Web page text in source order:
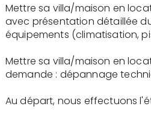
Mettre sa villa/maison en
avec présentation détaillée
équipements (climatisation,
Mettre sa villa/maison en
demande : dépannage
Au départ, nous effectuons